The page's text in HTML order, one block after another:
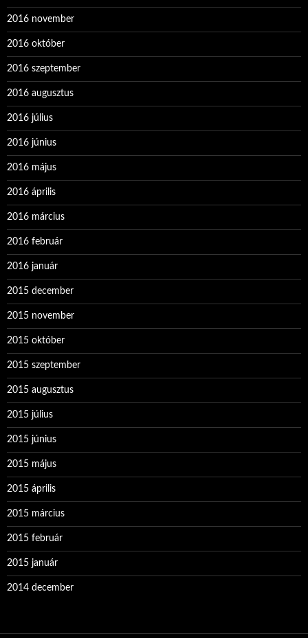
2016 november
2016 október
2016 szeptember
2016 augusztus
2016 július
2016 június
2016 május
2016 április
2016 március
2016 február
2016 január
2015 december
2015 november
2015 október
2015 szeptember
2015 augusztus
2015 július
2015 június
2015 május
2015 április
2015 március
2015 február
2015 január
2014 december